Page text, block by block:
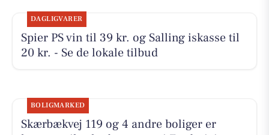
DAGLIGVARER
Spier PS vin til 39 kr. og Salling iskasse til
20 kr. - Se de lokale tilbud
BOLIGMARKED
Skærbækvej 119 og 4 andre boliger er